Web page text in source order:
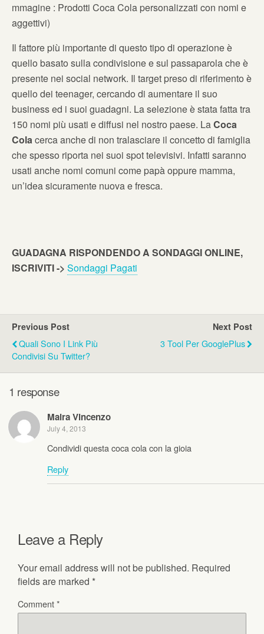
mmagine : Prodotti Coca Cola personalizzati con nomi e
aggettivi)
Il fattore più importante di questo tipo di operazione è
quello basato sulla condivisione e sul passaparola che è
presente nei social network. Il target preso di riferimento è
quello dei teenager, cercando di aumentare il suo
business ed i suoi guadagni. La selezione è stata fatta tra
150 nomi più usati e diffusi nel nostro paese. LaCoca
Colacerca anche di non tralasciare il concetto di famiglia
che spesso riporta nei suoi spot televisivi. Infatti saranno
usati anche nomi comuni come papà oppure mamma,
un’idea sicuramente nuova e fresca.
GUADAGNA RISPONDENDO A SONDAGGI ONLINE,
ISCRIVITI -> Sondaggi Pagati
Previous Post
Quali Sono I Link Più
Condivisi Su Twitter?
Next Post
3 Tool Per GooglePlus
1 response
Maira Vincenzo
July 4, 2013
Condividi questa coca cola con la gioia
Reply
Leave a Reply
Your email address will not be published. Required
fields are marked *
Comment*